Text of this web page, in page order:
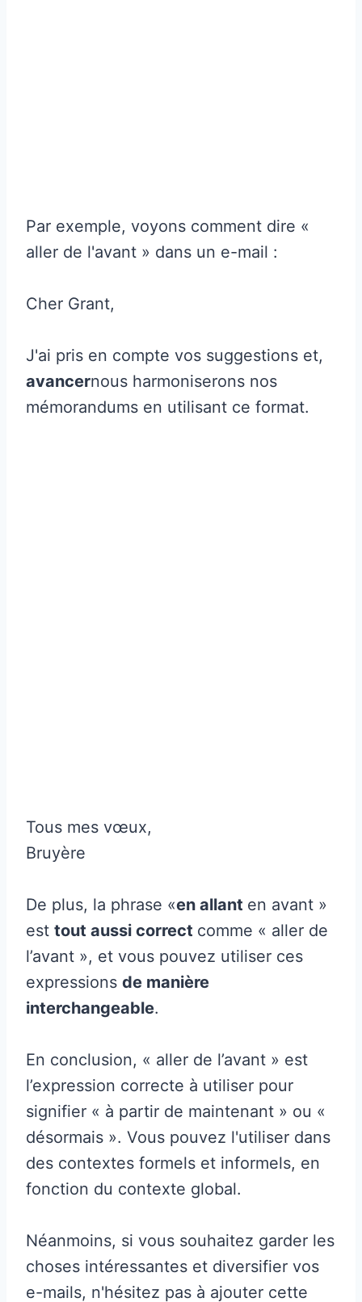
Par exemple, voyons comment dire «
aller de l'avant » dans un e-mail :
Cher Grant,
J'ai pris en compte vos suggestions et,
avancernous harmoniserons nos
mémorandums en utilisant ce format.
Tous mes vœux,
Bruyère
De plus, la phrase «en allant en avant »
est tout aussi correct comme « aller de
l’avant », et vous pouvez utiliser ces
expressions de manière
interchangeable.
En conclusion, « aller de l’avant » est
l’expression correcte à utiliser pour
signifier « à partir de maintenant » ou «
désormais ». Vous pouvez l'utiliser dans
des contextes formels et informels, en
fonction du contexte global.
Néanmoins, si vous souhaitez garder les
choses intéressantes et diversifier vos
e-mails, n'hésitez pas à ajouter cette